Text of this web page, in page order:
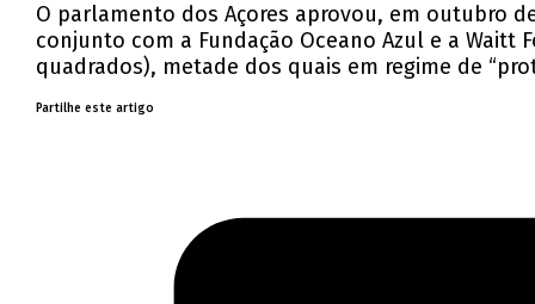
O parlamento dos Açores aprovou, em outubro
conjunto com a Fundação Oceano Azul e a
quadrados), metade dos quais em regime de
Partilhe este artigo